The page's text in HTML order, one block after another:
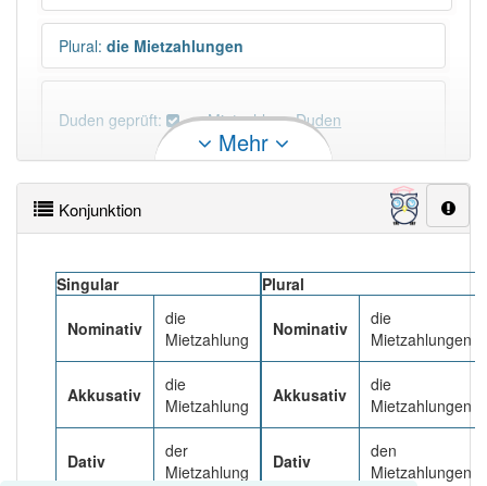
Plural: die Mietzahlungen
Duden geprüft: Mietzahlung Duden
×
Wörter, die mit "-ung" enden, haben fast immer
DER:127Ausnahmen Beispiele
DAS:2Ausnahmen Beispiele
5
Mehr
Konjunktion
Singular
Nominativ
die
Mietzahlung
Akkusativ
die
Mietzahlung
Dativ
der
Mietzahlung
Plural
Nominativ
die
Mietzahlungen
Akkusativ
die
Mietzahlungen
Dativ
den
Mietzahlungen